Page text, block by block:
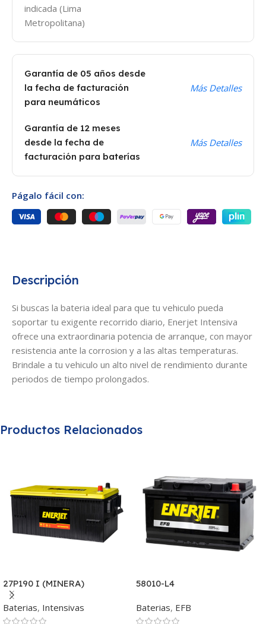
Descripción
Si buscas la bateria ideal para que tu vehiculo pueda
soportar tu exigente recorrido diario, Enerjet Intensiva
ofrece una extraordinaria potencia de arranque, con mayor
resistencia ante la corrosion y a las altas temperaturas.
Brindale a tu vehiculo un alto nivel de rendimiento durante
periodos de tiempo prolongados.
indicada (Lima
Metropolitana)
Garantía de 05 años desde
la fecha de facturación
para neumáticos
Más Detalles
Garantía de 12 meses
desde la fecha de
facturación para baterías
Más Detalles
Págalo fácil con:
Productos Relacionados
27P190 I (MINERA)
Baterias, Intensivas
58010-L4
Baterias, EFB